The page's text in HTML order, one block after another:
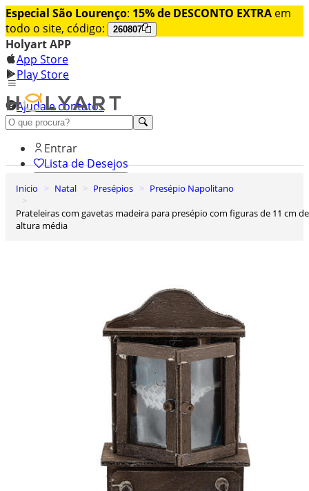
Especial São Lourenço: 15% de DESCONTO EXTRA em
todo o site, código:
260807
Holyart APP
App Store
Play Store
Ajuda e contatos
Conheça premium
Entrar
Lista de Desejos
Inicio Natal Presépios
Presépio Napolitano
Prateleiras com gavetas madeira para presépio com figuras de 11 cm de
altura média